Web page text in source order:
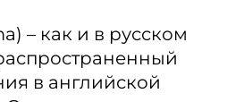
– как и в русском
в английской